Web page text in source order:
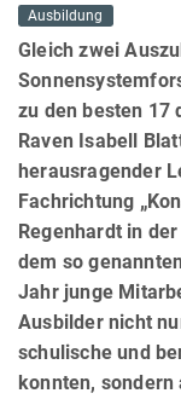
Ausbildung
Gleich zwei
zu den besten 17
Raven Isabell
herausragender
Fachrichtung
Regenhardt in
dem so
Jahr junge
Ausbilder nicht
schulische und
konnten,